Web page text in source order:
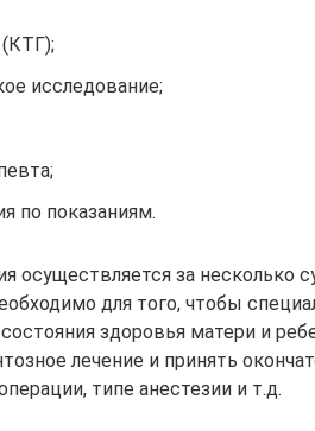
исследование;
по показаниям.
осуществляется за несколько
для того, чтобы
здоровья матери и
лечение и принять
типе анестезии и т.д.